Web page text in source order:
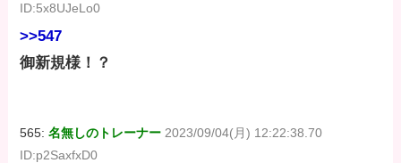
ID:5x8UJeLo0
>>547
御新規様！？
565:名無しのトレーナー 2023/09/04(月) 12:22:38.70
ID:p2SaxfxD0